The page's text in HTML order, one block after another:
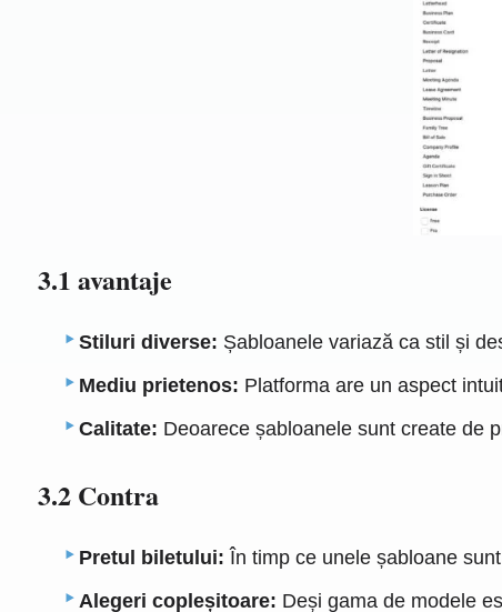
3.1 avantaje
Stiluri diverse: Șabloanele variază ca stil și
Mediu prietenos: Platforma are un aspect
Calitate: Deoarece șabloanele sunt create de
3.2 Contra
Pretul biletului: În timp ce unele șabloane
Alegeri copleșitoare: Deși gama de modele